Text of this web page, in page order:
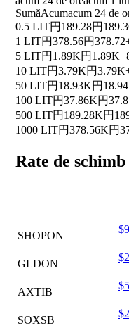
SumăAcumacum 24 de
0.5 LIT円189.28円
1 LIT円378.56円378.72
5 LIT円1.89K円1.89K
10 LIT円3.79K円3.79K
50 LIT円18.93K円
100 LIT円37.86K円
500 LIT円189.28K円
1000 LIT円378.56K円
Rate de
SHOPON
GLDON
AXTIB
SOXSB